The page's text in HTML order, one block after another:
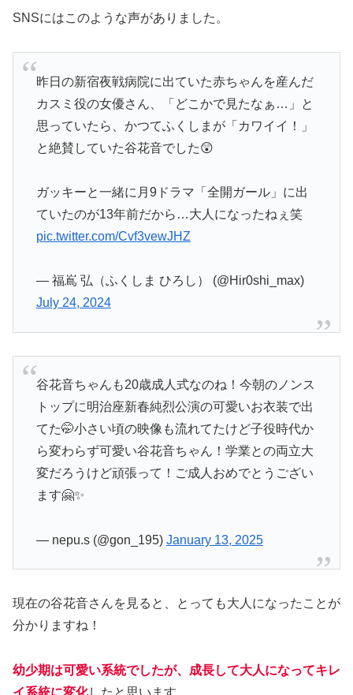
SNSにはこのような声がありました。
昨日の新宿夜戦病院に出ていた赤ちゃんを産んだ
カスミ役の女優さん、「どこかで見たなぁ…」と
思っていたら、かつてふくしまが「カワイイ！」
と絶賛していた谷花音でした😲
ガッキーと一緒に月9ドラマ「全開ガール」に出
ていたのが13年前だから…大人になったねぇ笑
pic.twitter.com/Cvf3vewJHZ
— 福嶌 弘（ふくしま ひろし） (@Hir0shi_max)
July 24, 2024
谷花音ちゃんも20歳成人式なのね！今朝のノンス
トップに明治座新春純烈公演の可愛いお衣装で出
てた🤭小さい頃の映像も流れてたけど子役時代か
ら変わらず可愛い谷花音ちゃん！学業との両立大
変だろうけど頑張って！ご成人おめでとうござい
ます🤗✨
— nepu.s (@gon_195) January 13, 2025
現在の谷花音さんを見ると、とっても大人になったことが
分かりますね！
幼少期は可愛い系統でしたが、成長して大人になってキレ
イ系統に変化したと思います。